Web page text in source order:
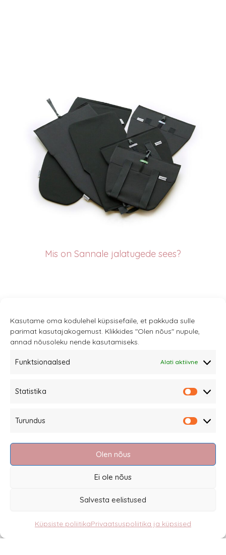
Kasutame oma kodulehel küpsisefaile, et pakkuda sulle
parimat kasutajakogemust. Klikkides "Olen nõus" nupule,
annad nõusoleku nende kasutamiseks.
Funktsionaalsed Alati aktiivne
Statistika
Turundus
Olen nõus
Ei ole nõus
Salvesta eelistused
Küpsiste poliitikaPrivaatsuspoliitika ja küpsised
Mis on Sannale jalatugede sees?
Müügitingimused
Kauba tagastamine